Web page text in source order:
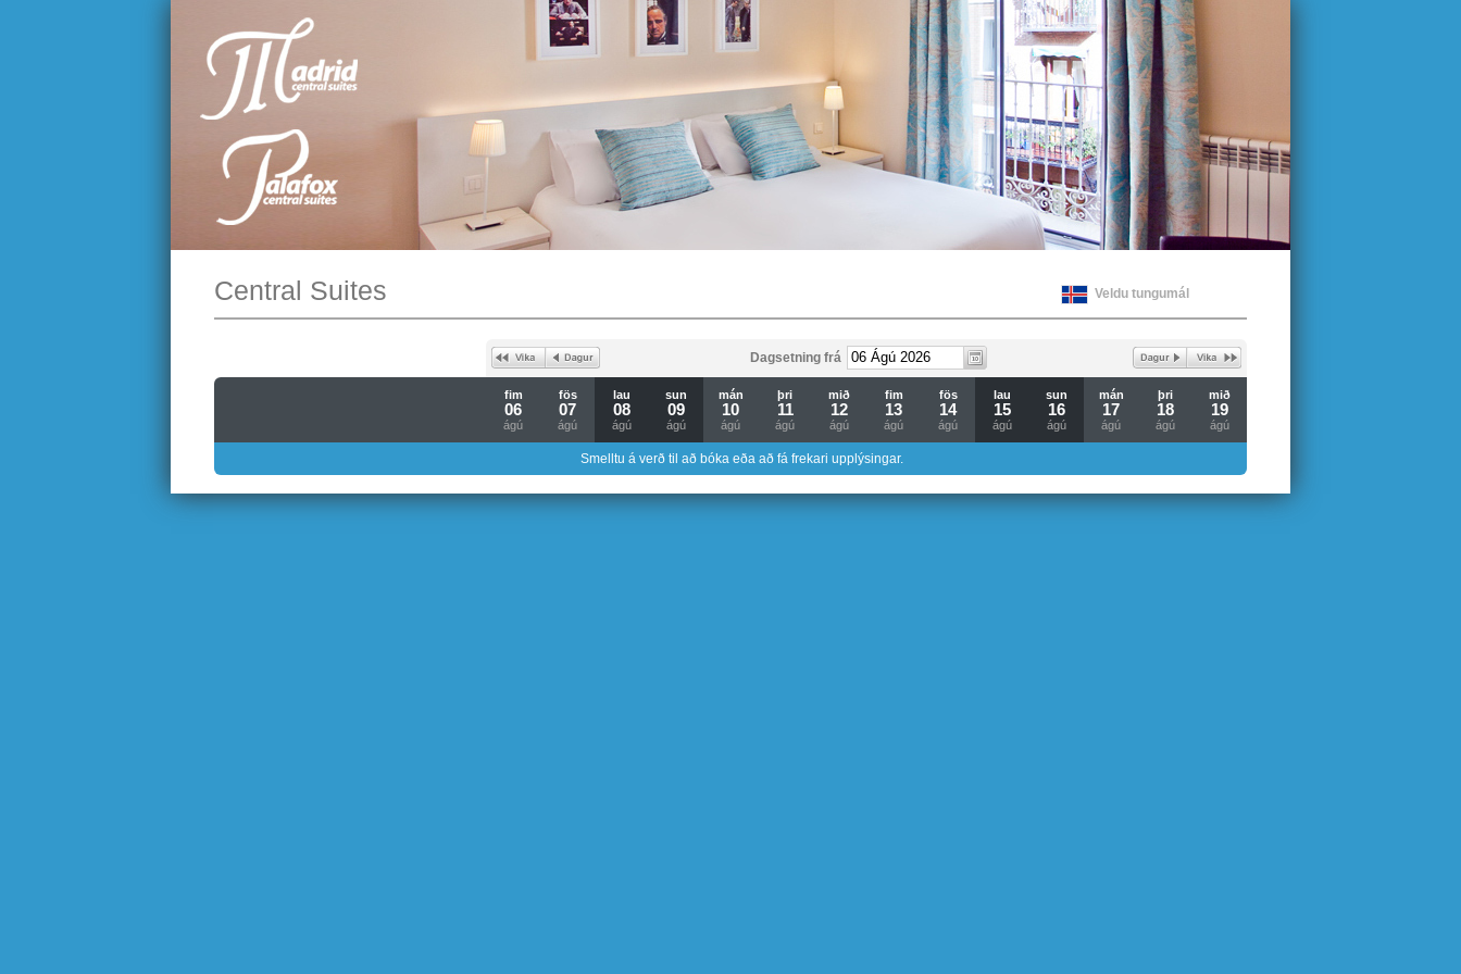
Veldu tungumál
Central Suites
Dagsetning frá
fim
06
ágú
fös
07
ágú
lau
08
ágú
sun
09
ágú
mán
10
ágú
þri
11
ágú
mið
12
ágú
fim
13
ágú
fös
14
ágú
lau
15
ágú
sun
16
ágú
mán
17
ágú
þri
18
ágú
mið
19
ágú
Smelltu á verð til að bóka eða að fá frekari upplýsingar.